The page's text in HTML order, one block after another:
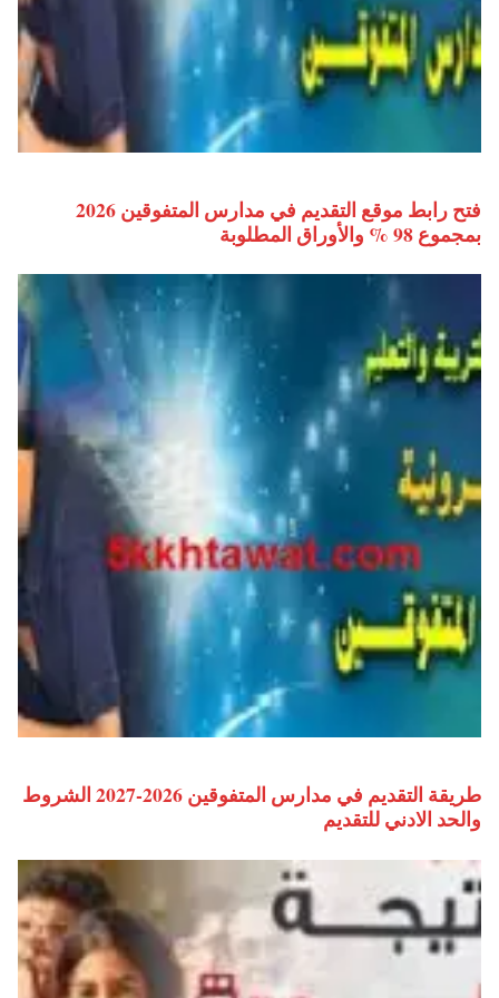
فتح رابط موقع التقديم في مدارس المتفوقين 2026
بمجموع 98 % والأوراق المطلوبة
طريقة التقديم في مدارس المتفوقين 2026-2027 الشروط
والحد الادني للتقديم